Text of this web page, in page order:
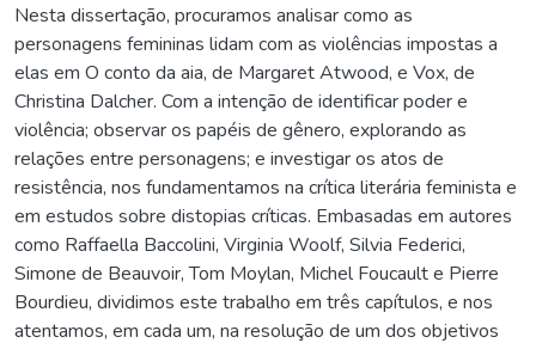
Nesta dissertação, procuramos analisar como as
personagens femininas lidam com as violências impostas a
elas em O conto da aia, de Margaret Atwood, e Vox, de
Christina Dalcher. Com a intenção de identificar poder e
violência; observar os papéis de gênero, explorando as
relações entre personagens; e investigar os atos de
resistência, nos fundamentamos na crítica literária feminista e
em estudos sobre distopias críticas. Embasadas em autores
como Raffaella Baccolini, Virginia Woolf, Silvia Federici,
Simone de Beauvoir, Tom Moylan, Michel Foucault e Pierre
Bourdieu, dividimos este trabalho em três capítulos, e nos
atentamos, em cada um, na resolução de um dos objetivos